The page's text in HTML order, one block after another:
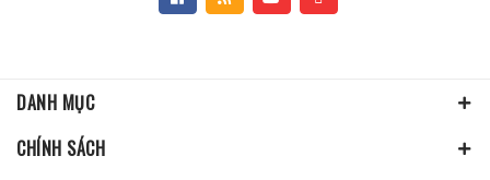
DANH MỤC
CHÍNH SÁCH